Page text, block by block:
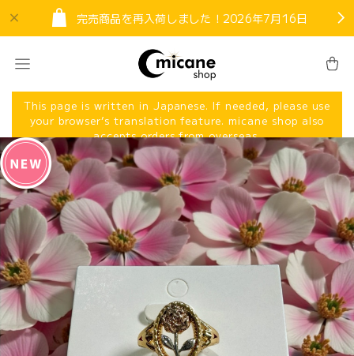
完売商品を再入荷しました！2026年7月16日
This page is written in Japanese. If needed, please use
your browser’s translation feature. micane shop also
accepts orders from overseas.